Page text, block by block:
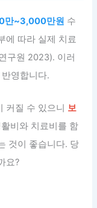
만~3,000만원 수
에 따라 실제 치료
구원 2023). 이러
영합니다.
커질 수 있으니 보
비와 치료비를 함
것이 좋습니다. 당
요?